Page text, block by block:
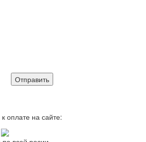
оплате на сайте: